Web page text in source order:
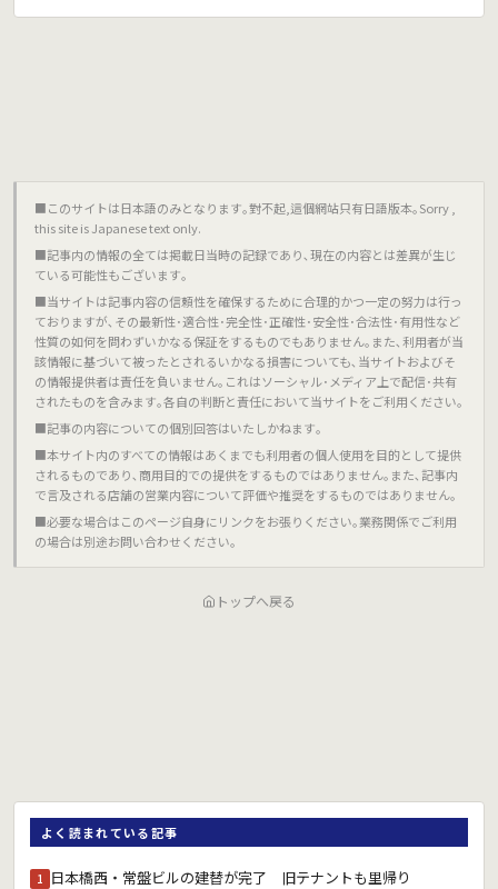
■このサイトは日本語のみとなります｡對不起,這個網站只有日語版本｡Sorry ,
this site is Japanese text only.
■記事内の情報の全ては掲載日当時の記録であり､現在の内容とは差異が生じ
ている可能性もございます｡
■当サイトは記事内容の信頼性を確保するために合理的かつ一定の努力は行っ
ておりますが､その最新性･適合性･完全性･正確性･安全性･合法性･有用性など
性質の如何を問わずいかなる保証をするものでもありません｡また､利用者が当
該情報に基づいて被ったとされるいかなる損害についても､当サイトおよびそ
の情報提供者は責任を負いません｡これはソーシャル･メディア上で配信･共有
されたものを含みます｡各自の判断と責任において当サイトをご利用ください｡
■記事の内容についての個別回答はいたしかねます｡
■本サイト内のすべての情報はあくまでも利用者の個人使用を目的として提供
されるものであり､商用目的での提供をするものではありません｡また､記事内
で言及される店舗の営業内容について評価や推奨をするものではありません｡
■必要な場合はこのページ自身にリンクをお張りください｡業務関係でご利用
の場合は別途お問い合わせください｡
トップへ戻る
よく読まれている記事
1 日本橋西・常盤ビルの建替が完了 旧テナントも里帰り